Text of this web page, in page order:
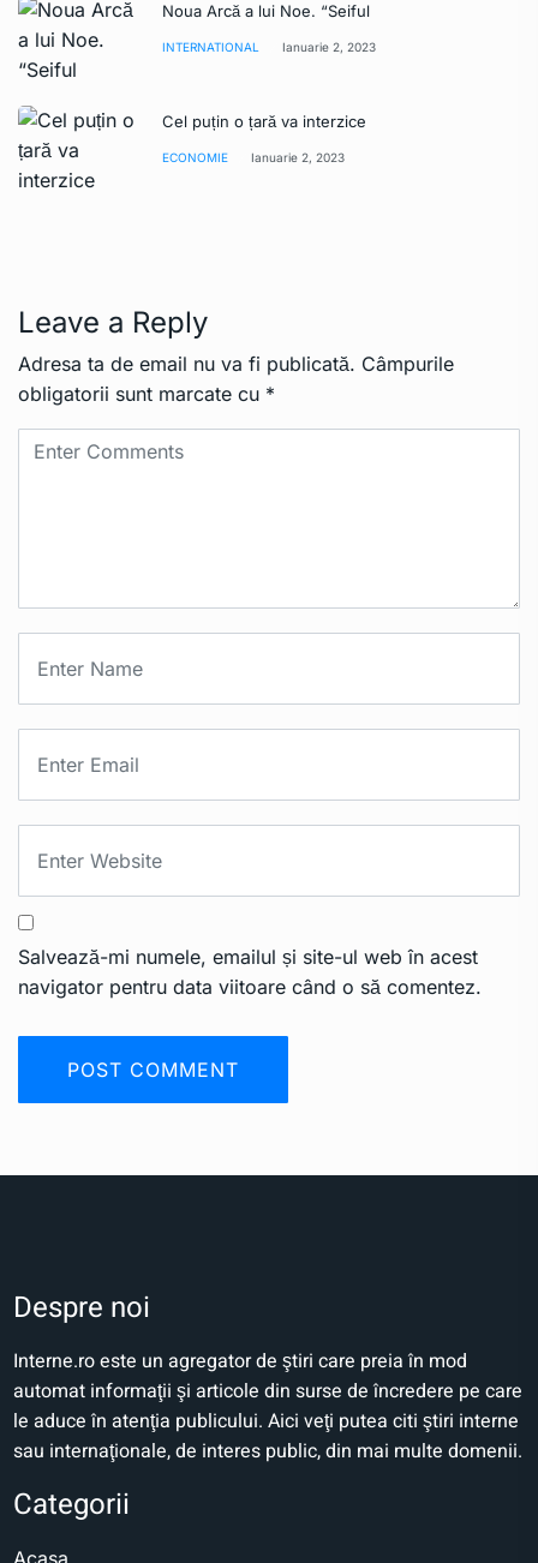
Noua Arcă a lui Noe. “Seiful
INTERNATIONAL Ianuarie 2, 2023
Cel puțin o țară va interzice
ECONOMIE Ianuarie 2, 2023
Leave a Reply
Adresa ta de email nu va fi publicată. Câmpurile
obligatorii sunt marcate cu *
Salvează-mi numele, emailul și site-ul web în acest
navigator pentru data viitoare când o să comentez.
Despre noi
Interne.ro este un agregator de ştiri care preia în mod
automat informaţii şi articole din surse de încredere pe care
le aduce în atenţia publicului. Aici veţi putea citi ştiri interne
sau internaţionale, de interes public, din mai multe domenii.
Categorii